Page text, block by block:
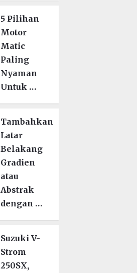
5 Pilihan
Motor
Matic
Paling
Nyaman
Untuk …
Tambahkan
Latar
Belakang
Gradien
atau
Abstrak
dengan …
Suzuki V-
Strom
250SX,